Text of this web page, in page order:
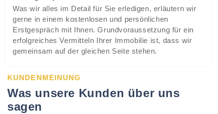
Was wir alles im Detail für Sie erledigen, erläutern wir
gerne in einem kostenlosen und persönlichen
Erstgespräch mit Ihnen. Grundvoraussetzung für ein
erfolgreiches Vermitteln Ihrer Immobilie ist, dass wir
gemeinsam auf der gleichen Seite stehen.
KUNDENMEINUNG
Was unsere Kunden über uns
sagen